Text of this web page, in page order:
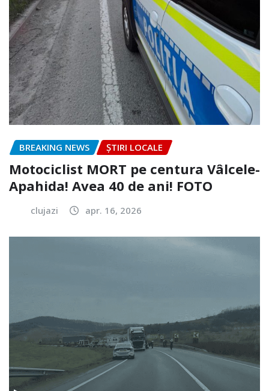
BREAKING NEWS ȘTIRI LOCALE
Motociclist MORT pe centura Vâlcele-
Apahida! Avea 40 de ani! FOTO
clujazi apr. 16, 2026